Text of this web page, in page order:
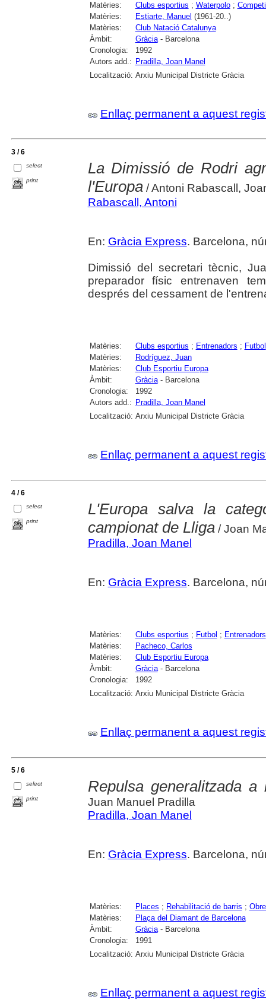
Matèries: Clubs esportius ; Waterpolo;
Matèries:
Estiarte, Manuel (1961-20..)
Matèries:
Club Natació Catalunya
Àmbit:
Gràcia- Barcelona
Cronologia:
1992
Autors add.: Pradilla, Joan Manel
Localització: Arxiu Municipal Districte Gràcia
Enllaç permanent a aquest
3 / 6
select
print
La Dimissió de Rodri
l'Europa/ Antoni Rabascall,
Rabascall, Antoni
En: Gràcia Express. Barcelona,
Dimissió del secretari tècnic,
preparador físic entrenaven
després del cessament de
Matèries: Clubs esportius ; Entrenadors ; Futbol
Matèries:
Rodríguez, Juan
Matèries:
Club Esportiu Europa
Àmbit:
Gràcia- Barcelona
Cronologia:
1992
Autors add.: Pradilla, Joan Manel
Localització: Arxiu Municipal Districte Gràcia
Enllaç permanent a aquest
4 / 6
select
print
L'Europa salva la
campionat de Lliga/ Joan
Pradilla, Joan Manel
En: Gràcia Express. Barcelona,
Matèries: Clubs esportius ; Futbol ; Entrenadors
Matèries:
Pacheco, Carlos
Matèries:
Club Esportiu Europa
Àmbit:
Gràcia- Barcelona
Cronologia:
1992
Localització: Arxiu Municipal Districte Gràcia
Enllaç permanent a aquest
5 / 6
select
print
Repulsa generalitzada
Juan Manuel Pradilla
Pradilla, Joan Manel
En: Gràcia Express. Barcelona,
Matèries: Places ; Rehabilitació de barris ;
Matèries:
Plaça del Diamant de Barcelona
Àmbit:
Gràcia- Barcelona
Cronologia:
1991
Localització: Arxiu Municipal Districte Gràcia
Enllaç permanent a aquest